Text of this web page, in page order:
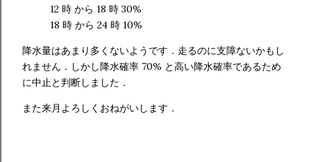
12 時 から 18 時 30%
18 時 から 24 時 10%
降水量はあまり多くないようです．走るのに支障ないかもし
れません．しかし降水確率 70% と高い降水確率であるため
に中止と判断しました．
また来月よろしくおねがいします．